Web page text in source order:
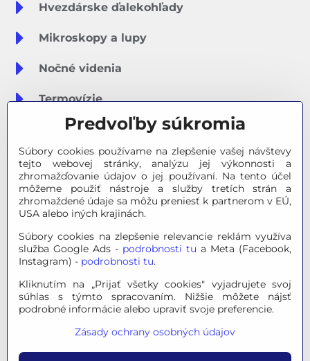
Hvezdárske ďalekohľady
Mikroskopy a lupy
Nočné videnia
Termovízie
Meteostanice
Značky
Výpredaj
Tipy na darčeky
Poradňa - Ako si vybrať
© 2026 OPTINO s.r.o., všetky práva vyhradené. Všetky logá a
vlastníka.
Mapa stránok|Právne informácie|Ochrana osobných
Predvoľby súkromia
Súbory cookies používame na zlepšenie vašej návštevy
tejto webovej stránky, analýzu jej výkonnosti a
zhromažďovanie údajov o jej používaní. Na tento účel
môžeme použiť nástroje a služby tretích strán a
zhromaždené údaje sa môžu preniesť k partnerom v EÚ,
USA alebo iných krajinách.
Súbory cookies na zlepšenie relevancie reklám využíva
služba Google Ads - podrobnosti tu a Meta (Facebook,
Instagram) - podrobnosti tu.
Kliknutím na „Prijať všetky cookies" vyjadrujete svoj
súhlas s týmto spracovaním. Nižšie môžete nájsť
podrobné informácie alebo upraviť svoje preferencie.
Zásady ochrany osobných údajov